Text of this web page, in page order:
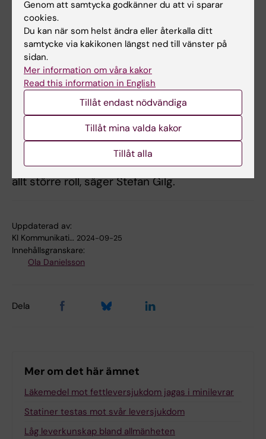
exempelvis ablation, där tumörvävnad förstörs
med mikrovågor.
– Kirurgi är fortfarande en avgörande del i en
botande behandling vid en potentiellt dödlig
cancersjukdom. Men för att vidareutveckla
leverkirurgin i precisionsmedicinsk riktning
behöver vi bättre verktyg för att väga
möjligheten till bot mot riskerna med
ingreppet och ställa det i relation till
alternativa behandlingsmetoder som spelar
allt större roll, säger Stefan Gilg.
Uppdaterad av:
KI Kommunikati… 2024-09-25
Innehållsgranskare:
Ola Danielsson
Dela
Mer om det här ämnet
Läkemedel mot fettleversjukdom jagas i minilevrar
Statiner testas mot svår leversjukdom
Låg leverkunskap bland allmänheten
Genom att samtycka godkänner du att vi sparar
cookies.
Du kan när som helst ändra eller återkalla ditt
samtycke via kakikonen längst ned till vänster på
sidan.
Mer information om våra kakor
Read this information in English
Tillåt endast nödvändiga
Tillåt mina valda kakor
Tillåt alla